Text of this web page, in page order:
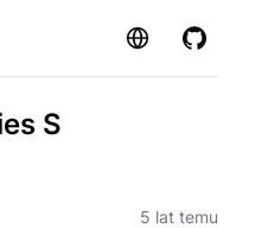
Strona GitHub
S
5 lat temu